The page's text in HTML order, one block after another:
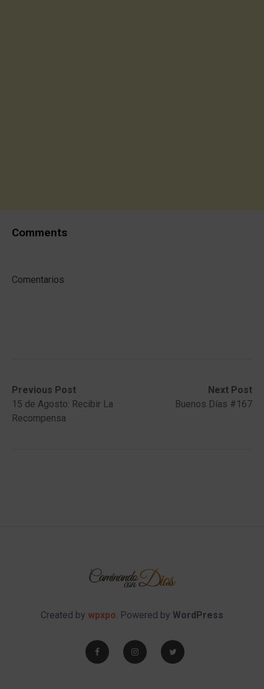
Comments
Comentarios
Post
navigation
Previous Post
Previous
post:15 de Agosto: Recibir La
Recompensa
Next Post
Next
post:
Buenos Días #167
Created by wpxpo. Powered by WordPress